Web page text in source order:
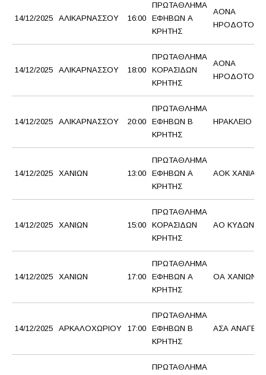
14/12/2025 ΑΛΙΚΑΡΝΑΣΣΟΥ 16:00
ΠΡΩΤΑΘΛΗΜΑ
ΕΦΗΒΩΝ Α
ΚΡΗΤΗΣ
ΑΟΝΑ
ΗΡΟΔΟΤΟΣ
14/12/2025 ΑΛΙΚΑΡΝΑΣΣΟΥ 18:00
ΠΡΩΤΑΘΛΗΜΑ
ΚΟΡΑΣΙΔΩΝ
ΚΡΗΤΗΣ
ΑΟΝΑ
ΗΡΟΔΟΤΟΣ
14/12/2025 ΑΛΙΚΑΡΝΑΣΣΟΥ 20:00
ΠΡΩΤΑΘΛΗΜΑ
ΕΦΗΒΩΝ Β
ΚΡΗΤΗΣ
ΗΡΑΚΛΕΙΟ 2
14/12/2025 ΧΑΝΙΩΝ 13:00
ΠΡΩΤΑΘΛΗΜΑ
ΕΦΗΒΩΝ Α
ΚΡΗΤΗΣ
AOK XANΙΑ
14/12/2025 ΧΑΝΙΩΝ 15:00
ΠΡΩΤΑΘΛΗΜΑ
ΚΟΡΑΣΙΔΩΝ
ΚΡΗΤΗΣ
ΑΟ ΚΥΔΩΝ
14/12/2025 ΧΑΝΙΩΝ 17:00
ΠΡΩΤΑΘΛΗΜΑ
ΕΦΗΒΩΝ Α
ΚΡΗΤΗΣ
ΟΑ ΧΑΝΙΩΝ
14/12/2025 ΑΡΚΑΛΟΧΩΡΙΟΥ 17:00
ΠΡΩΤΑΘΛΗΜΑ
ΕΦΗΒΩΝ Β
ΚΡΗΤΗΣ
ΑΣΑ
ΠΡΩΤΑΘΛΗΜΑ